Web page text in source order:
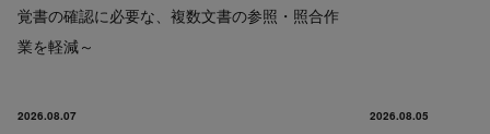
覚書の確認に必要な、複数文書の参照・照合作
業を軽減～
2026.08.07 2026.08.05